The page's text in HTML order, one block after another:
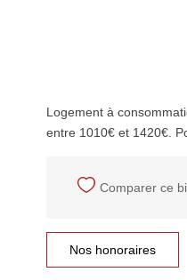
Logement à
entre 1010€ et 1420€.
Comparer ce
Nos honoraires